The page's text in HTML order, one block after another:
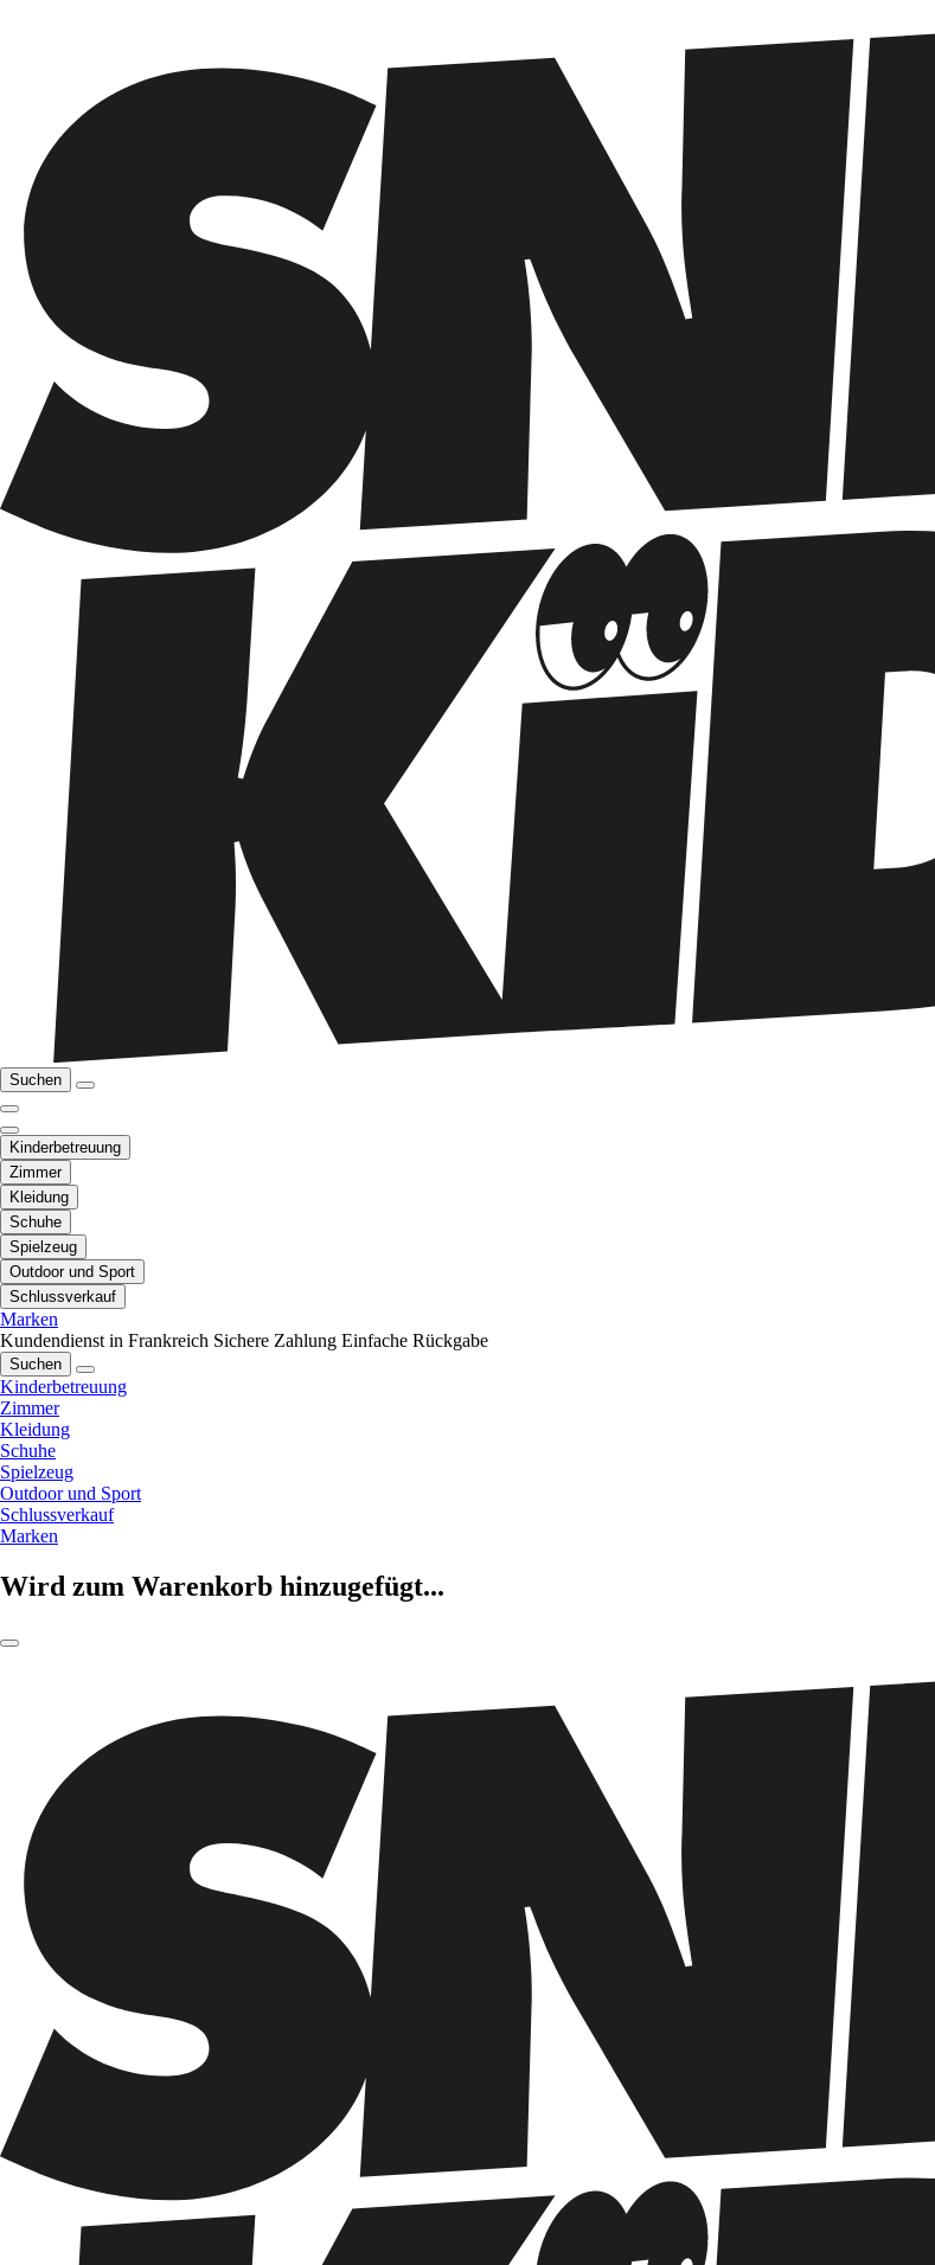
Suchen
Kinderbetreuung
Zimmer
Kleidung
Schuhe
Spielzeug
Outdoor und Sport
Schlussverkauf
Marken
Kundendienst in Frankreich Sichere Zahlung Einfache Rückgabe
Suchen
Kinderbetreuung
Zimmer
Kleidung
Schuhe
Spielzeug
Outdoor und Sport
Schlussverkauf
Marken
Wird zum Warenkorb hinzugefügt...